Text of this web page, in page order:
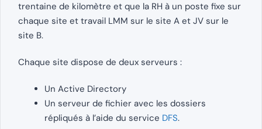
trentaine de kilomètre et que la RH à un poste fixe sur
chaque site et travail LMM sur le site A et JV sur le
site B.
Chaque site dispose de deux serveurs :
Un Active Directory
Un serveur de fichier avec les dossiers
répliqués à l’aide du service DFS.